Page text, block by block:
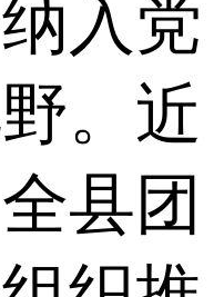
入党
。近
县团